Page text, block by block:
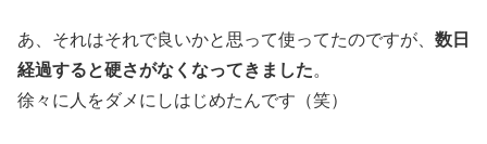
あ、それはそれで良いかと思って使ってたのですが、 数日
経過すると硬さがなくなってきました。
徐々に人をダメにしはじめたんです（笑）